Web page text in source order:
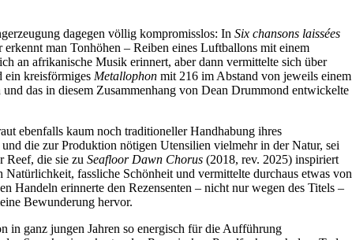
dagegen völlig kompromisslos: In Six chansons laissées
man Tonhöhen – Reiben eines Luftballons mit einem
an afrikanische Musik erinnert, aber dann vermittelte sich über
ein kreisförmiges Metallophon mit 216 im Abstand von jeweils einem
das in diesem Zusammenhang von Dean Drummond entwickelte
ebenfalls kaum noch traditioneller Handhabung ihres
die zur Produktion nötigen Utensilien vielmehr in der Natur, sei
Reef, die sie zu Seafloor Dawn Chorus (2018, rev. 2025) inspiriert
fassliche Schönheit und vermittelte durchaus etwas von
Handeln erinnerte den Rezensenten – nicht nur wegen des Titels –
Bewunderung hervor.
in ganz jungen Jahren so energisch für die Aufführung